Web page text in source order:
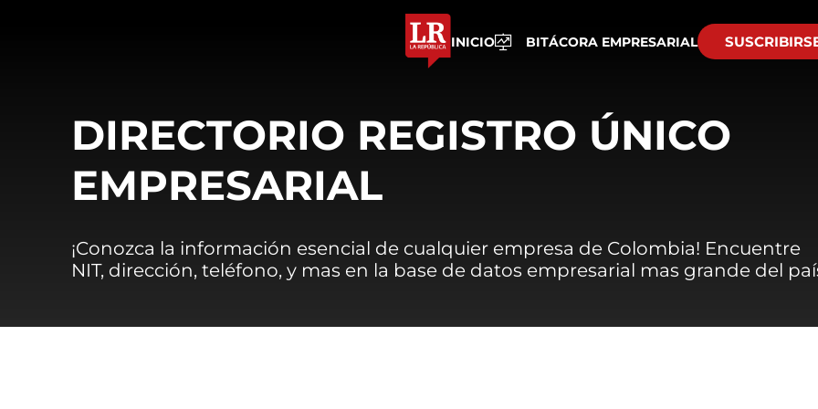
INICIO BITÁCORA EMPRESARIAL
DIRECTORIO REGISTRO ÚNICO
EMPRESARIAL
¡Conozca la información esencial de cualquier empresa de Colombia! Encuentre
NIT, dirección, teléfono, y mas en la base de datos empresarial mas grande del